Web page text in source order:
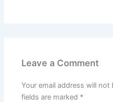
Leave a Comment
Your email address will not
fields are marked *